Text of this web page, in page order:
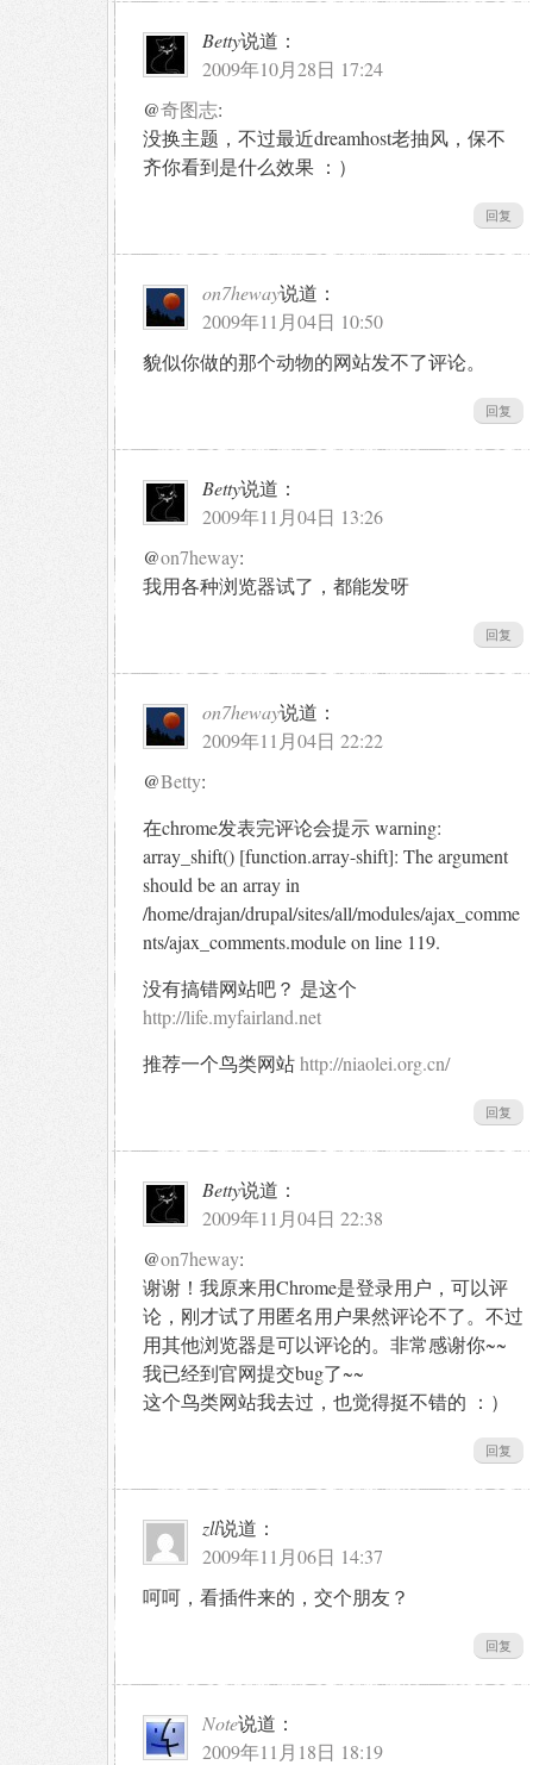
Betty说道：
2009年10月28日 17:24
@奇图志:
没换主题，不过最近dreamhost老抽风，保不
齐你看到是什么效果 ：）
回复
on7heway说道：
2009年11月04日 10:50
貌似你做的那个动物的网站发不了评论。
回复
Betty说道：
2009年11月04日 13:26
@on7heway:
我用各种浏览器试了，都能发呀
回复
on7heway说道：
2009年11月04日 22:22
@Betty:
在chrome发表完评论会提示 warning:
array_shift() [function.array-shift]: The argument
should be an array in
/home/drajan/drupal/sites/all/modules/ajax_comme
nts/ajax_comments.module on line 119.
没有搞错网站吧？ 是这个
http://life.myfairland.net
推荐一个鸟类网站http://niaolei.org.cn/
回复
Betty说道：
2009年11月04日 22:38
@on7heway:
谢谢！我原来用Chrome是登录用户，可以评
论，刚才试了用匿名用户果然评论不了。不过
用其他浏览器是可以评论的。非常感谢你~~
我已经到官网提交bug了~~
这个鸟类网站我去过，也觉得挺不错的 ：）
回复
zll说道：
2009年11月06日 14:37
呵呵，看插件来的，交个朋友？
回复
Note说道：
2009年11月18日 18:19